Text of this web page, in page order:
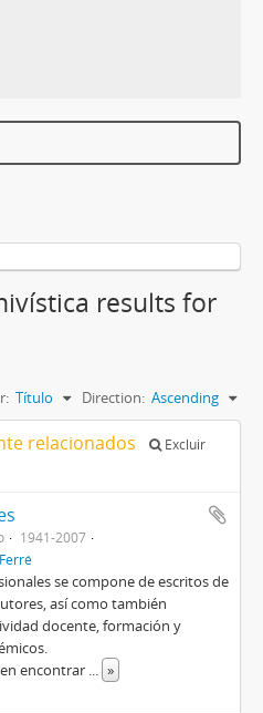
results for
Título Direction: Ascending
relacionados
Excluir
1941-2007
se compone de escritos de
así como también
docente, formación y
encontrar ... »